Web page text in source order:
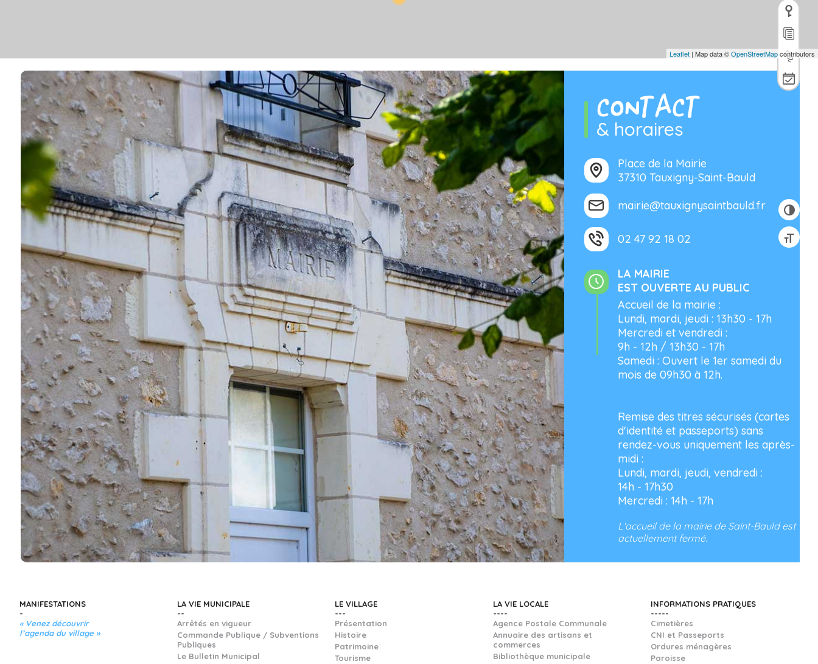
Leaflet | Map data ©OpenStreetMapcontributors
CONTACT
& horaires
Place de la Mairie
37310 Tauxigny-Saint-Bauld
mairie@tauxignysaintbauld.fr
02 47 92 18 02
LA MAIRIE
EST OUVERTE AU PUBLIC
Accueil de la mairie :
Lundi, mardi, jeudi : 13h30 - 17h
Mercredi et vendredi :
9h - 12h / 13h30 - 17h
Samedi : Ouvert le 1er samedi du
mois de 09h30 à 12h.
Remise des titres sécurisés (cartes
d'identité et passeports) sans
rendez-vous uniquement les après-
midi :
Lundi, mardi, jeudi, vendredi :
14h - 17h30
Mercredi : 14h - 17h
L'accueil de la mairie de Saint-Bauld est
actuellement fermé.
MANIFESTATIONS
« Venez découvrir
l’agenda du village »
LA VIE MUNICIPALE
Arrêtés en vigueur
Commande Publique / Subventions
Publiques
Le Bulletin Municipal
LE VILLAGE
Présentation
Histoire
Patrimoine
Tourisme
LA VIE LOCALE
Agence Postale Communale
Annuaire des artisans et
commerces
Bibliothèque municipale
INFORMATIONS PRATIQUES
Cimetières
CNI et Passeports
Ordures ménagères
Paroisse